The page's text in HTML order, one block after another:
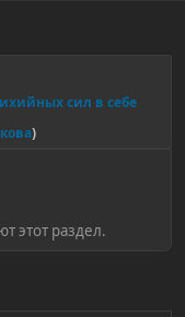
сил в себе
)
этот раздел.